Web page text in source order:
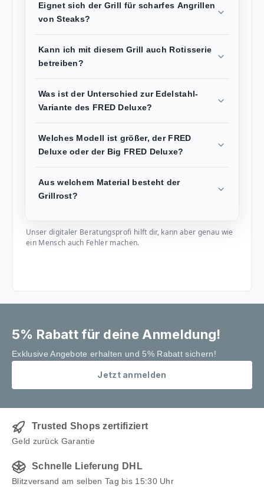
Eignet sich der Grill für scharfes Angrillen
von Steaks?
Kann ich mit diesem Grill auch Rotisserie
betreiben?
Was ist der Unterschied zur Edelstahl-
Variante des FRED Deluxe?
Welches Modell ist größer, der FRED
Deluxe oder der Big FRED Deluxe?
Aus welchem Material besteht der
Grillrost?
Unser digitaler Beratungsprofi hilft dir, kann aber genau wie
ein Mensch auch Fehler machen.
5% Rabatt für deine Anmeldung!
Exklusive Angebote erhalten und 5% Rabatt sichern!
Jetzt anmelden
Trusted Shops zertifiziert
Geld zurück Garantie
Schnelle Lieferung DHL
Blitzversand am selben Tag bis 15:30 Uhr